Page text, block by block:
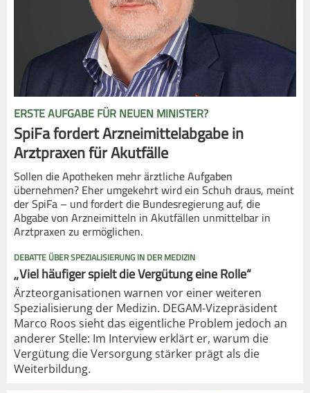
ERSTE AUFGABE FÜR NEUEN MINISTER?
SpiFa fordert Arzneimittelabgabe in
Arztpraxen für Akutfälle
Sollen die Apotheken mehr ärztliche Aufgaben
übernehmen? Eher umgekehrt wird ein Schuh draus, meint
der SpiFa – und fordert die Bundesregierung auf, die
Abgabe von Arzneimitteln in Akutfällen unmittelbar in
Arztpraxen zu ermöglichen.
DEBATTE ÜBER SPEZIALISIERUNG IN DER MEDIZIN
„Viel häufiger spielt die Vergütung eine Rolle“
Ärzteorganisationen warnen vor einer weiteren
Spezialisierung der Medizin. DEGAM-Vizepräsident
Marco Roos sieht das eigentliche Problem jedoch an
anderer Stelle: Im Interview erklärt er, warum die
Vergütung die Versorgung stärker prägt als die
Weiterbildung.